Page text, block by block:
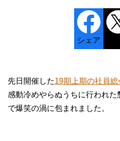
シェア
先日開催した19期上期の社員総
感動冷めやらぬうちに行われ
で爆笑の渦に包まれました。